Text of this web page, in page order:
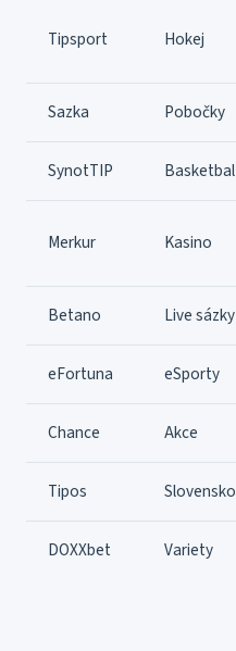
Tipsport Hokej
Sazka Pobočky
SynotTIP Basketbal
Merkur Kasino
Betano Live sázky
eFortuna eSporty
Chance Akce
Tipos Slovensko
DOXXbet Variety